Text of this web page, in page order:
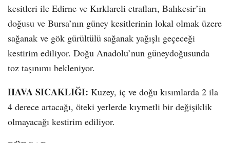
kesitleri ile Edirne ve Kırklareli etrafları, Balıkesir’in
doğusu ve Bursa’nın güney kesitlerinin lokal olmak üzere
sağanak ve gök gürültülü sağanak yağışlı geçeceği
kestirim ediliyor. Doğu Anadolu’nun güneydoğusunda
toz taşınımı bekleniyor.
HAVA SICAKLIĞI: Kuzey, iç ve doğu kısımlarda 2 ila
4 derece artacağı, öteki yerlerde kıymetli bir değişiklik
olmayacağı kestirim ediliyor.